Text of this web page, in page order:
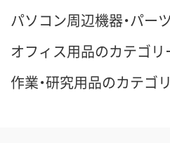
パソコン周辺機器・パー
オフィス用品のカテゴリ
作業・研究用品のカテゴ